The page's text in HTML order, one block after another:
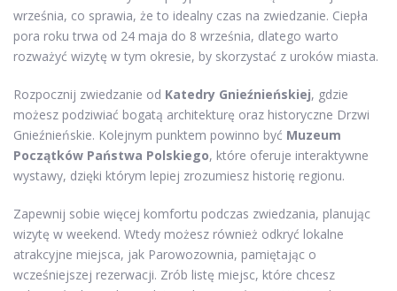
września, co sprawia, że to idealny czas na zwiedzanie. Ciepła
pora roku trwa od 24 maja do 8 września, dlatego warto
rozważyć wizytę w tym okresie, by skorzystać z uroków miasta.
Rozpocznij zwiedzanie od Katedry Gnieźnieńskiej, gdzie
możesz podziwiać bogatą architekturę oraz historyczne Drzwi
Gnieźnieńskie. Kolejnym punktem powinno być Muzeum
Początków Państwa Polskiego, które oferuje interaktywne
wystawy, dzięki którym lepiej zrozumiesz historię regionu.
Zapewnij sobie więcej komfortu podczas zwiedzania, planując
wizytę w weekend. Wtedy możesz również odkryć lokalne
atrakcyjne miejsca, jak Parowozownia, pamiętając o
wcześniejszej rezerwacji. Zrób listę miejsc, które chcesz